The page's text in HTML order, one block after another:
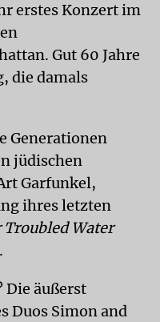
erstes Konzert im
Gut 60 Jahre
die damals
Generationen
jüdischen
Garfunkel,
ihres letzten
Troubled Water
Die äußerst
Duos Simon and